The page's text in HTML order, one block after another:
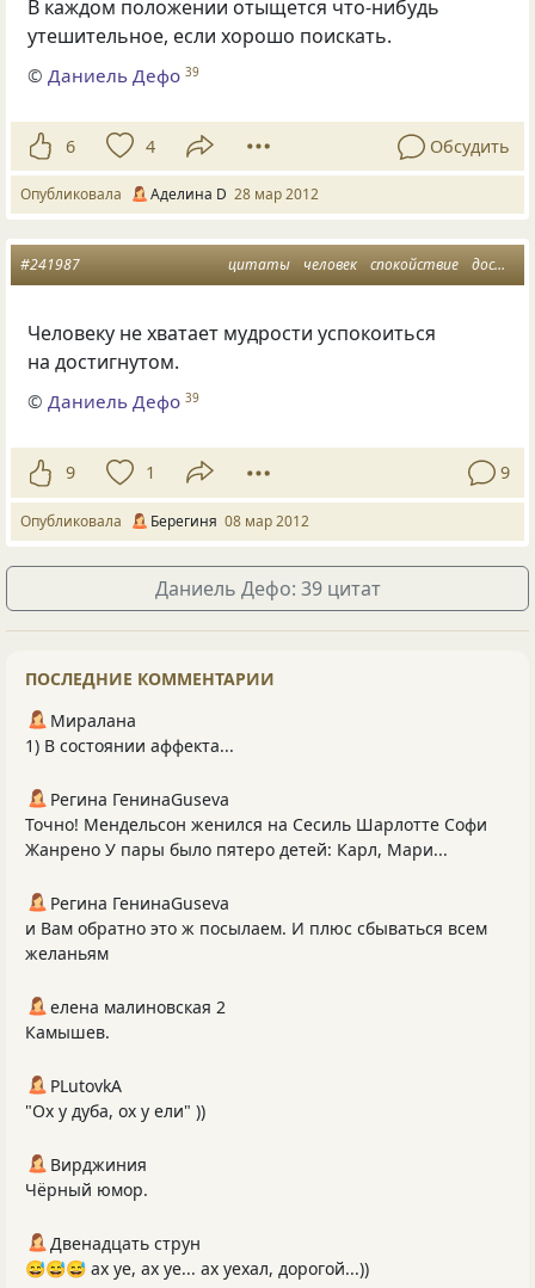
В каждом положении отыщется что-нибудь
утешительное, если хорошо поискать.
© Даниель Дефо 39
6 4 Обсудить
Опубликовала Аделина D 28 мар 2012
цитаты человек спокойствие достижения
#241987
Человеку не хватает мудрости успокоиться
на достигнутом.
© Даниель Дефо 39
9 1 9
Опубликовала Берегиня 08 мар 2012
Даниель Дефо: 39 цитат
ПОСЛЕДНИЕ КОММЕНТАРИИ
Миралана
1) В состоянии аффекта...
Регина ГенинаGuseva
Точно! Мендельсон женился на Сесиль Шарлотте Софи
Жанрено У пары было пятеро детей: Карл, Мари...
Регина ГенинаGuseva
и Вам обратно это ж посылаем. И плюс сбываться всем
желаньям
елена малиновская 2
Камышев.
PLutоvkА
"Ох у дуба, ох у ели" ))
Вирджиния
Чёрный юмор.
Двенадцать струн
😅😅😅 ах уе, ах уе... ах уехал, дорогой...))